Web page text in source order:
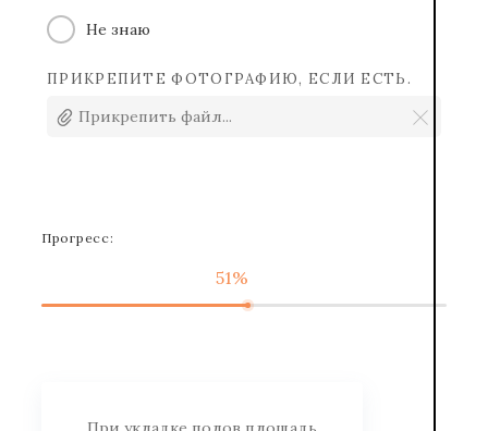
Не знаю
ПРИКРЕПИТЕ ФОТОГРАФИЮ, ЕСЛИ ЕСТЬ.
Прикрепить файл...
Прогресс:
51%